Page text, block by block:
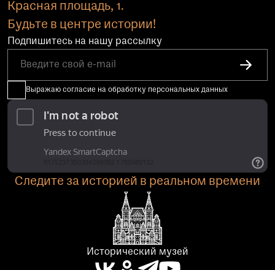
Красная площадь, 1.
Будьте в центре истории!
Подпишитесь на нашу рассылку
Выражаю согласие на обработку персональных данных
Следите за историей в реальном времени
Исторический музей